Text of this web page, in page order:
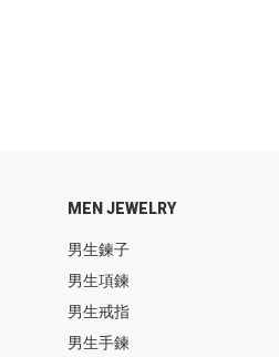
MEN JEWELRY
男生鍊子
男生項鍊
男生戒指
男生手鍊